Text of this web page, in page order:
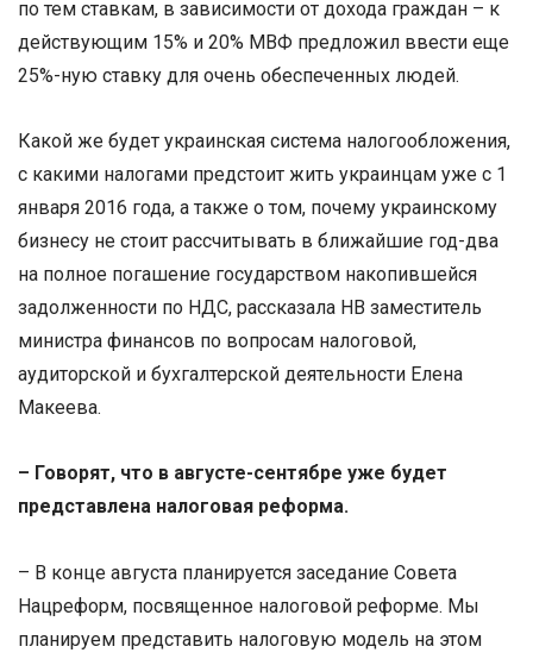
по тем ставкам, в зависимости от дохода граждан – к
действующим 15% и 20% МВФ предложил ввести еще
25%-ную ставку для очень обеспеченных людей.
Какой же будет украинская система налогообложения,
с какими налогами предстоит жить украинцам уже с 1
января 2016 года, а также о том, почему украинскому
бизнесу не стоит рассчитывать в ближайшие год-два
на полное погашение государством накопившейся
задолженности по НДС, рассказала НВ заместитель
министра финансов по вопросам налоговой,
аудиторской и бухгалтерской деятельности Елена
Макеева.
– Говорят, что в августе-сентябре уже будет
представлена налоговая реформа.
– В конце августа планируется заседание Совета
Нацреформ, посвященное налоговой реформе. Мы
планируем представить налоговую модель на этом